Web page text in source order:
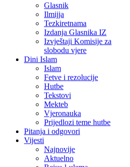
Glasnik
Ilmijja
Tezkiretnama
Izdanja Glasnika IZ
Izvještaji Komisije za
slobodu vjere
Dini Islam
Islam
Fetve i rezolucije
Hutbe
Tekstovi
Mekteb
Vjeronauka
Prijedlozi teme hutbe
Pitanja i odgovori
Vijesti
Najnovije
Aktuelno